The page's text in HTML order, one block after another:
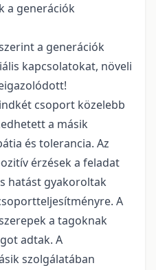
a generációk
a generációk
kapcsolatokat, növeli
csoport közelebb
a másik
és tolerancia. Az
érzések a feladat
hatást gyakoroltak
A
a tagoknak
adtak. A
szolgálatában